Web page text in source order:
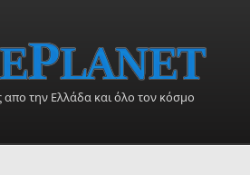
απο την Ελλάδα και όλο τον κόσμο